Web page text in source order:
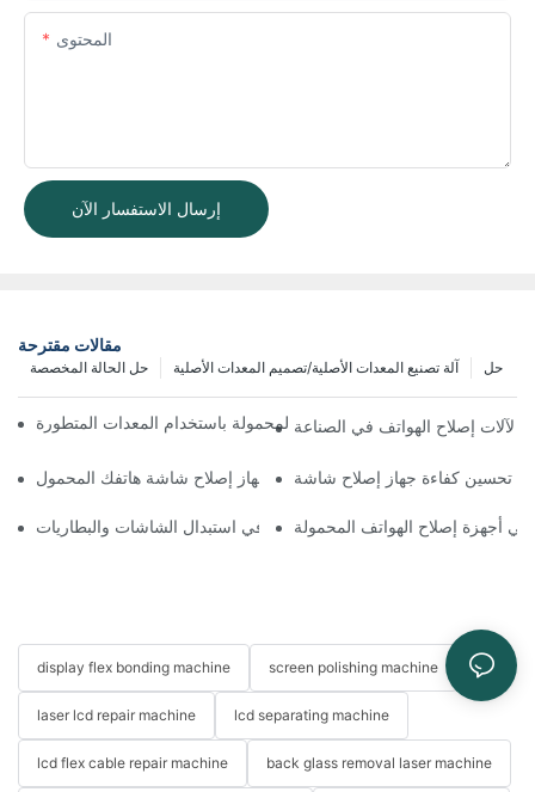
المحتوى
إرسال الاستفسار الآن
مقالات مقترحة
حل آلة تصنيع المعدات الأصلية/تصميم المعدات الأصلية حل الحالة المخصصة
تحسين سير عمل إصلاح الهواتف المحمولة باستخدام المعدات المتطورة
لآلات إصلاح الهواتف في الصناعة
اختيار الملحقات المناسبة لجهاز إصلاح شاشة هاتفك المحمول
استخدامات أجهزة إصلاح الهواتف في استبدال الشاشات والبطاريات
في أجهزة إصلاح الهواتف المحمولة
display flex bonding machine screen polishing machine
laser lcd repair machine lcd separating machine
lcd flex cable repair machine back glass removal laser machine